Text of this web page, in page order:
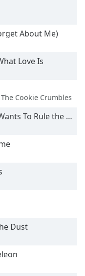
About Me)
Love Is
The Cookie Crumbles
To Rule the World
Dust